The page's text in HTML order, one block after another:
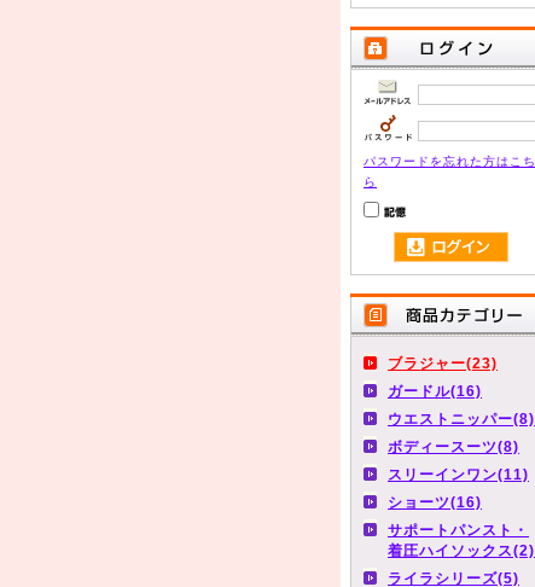
パスワードを忘れた方はこち
ら
ブラジャー(23)
ガードル(16)
ウエストニッパー(8)
ボディースーツ(8)
スリーインワン(11)
ショーツ(16)
サポートパンスト・
着圧ハイソックス(2)
ライラシリーズ(5)